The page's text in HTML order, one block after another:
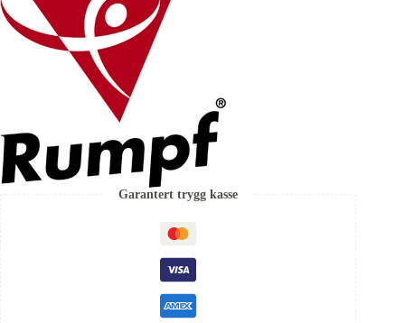
Garantert trygg kasse